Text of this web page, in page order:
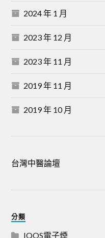
2024 年 1 月
2023 年 12 月
2023 年 11 月
2019 年 11 月
2019 年 10 月
台灣中醫論壇
分類
IQOS電子煙